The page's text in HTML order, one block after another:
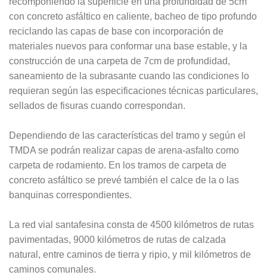
con concreto asfáltico en caliente, bacheo de tipo profundo
reciclando las capas de base con incorporación de
materiales nuevos para conformar una base estable, y la
construcción de una carpeta de 7cm de profundidad,
saneamiento de la subrasante cuando las condiciones lo
requieran según las especificaciones técnicas particulares,
sellados de fisuras cuando correspondan.
Dependiendo de las características del tramo y según el
TMDA se podrán realizar capas de arena-asfalto como
carpeta de rodamiento. En los tramos de carpeta de
concreto asfáltico se prevé también el calce de la o las
banquinas correspondientes.
La red vial santafesina consta de 4500 kilómetros de rutas
pavimentadas, 9000 kilómetros de rutas de calzada
natural, entre caminos de tierra y ripio, y mil kilómetros de
caminos comunales.